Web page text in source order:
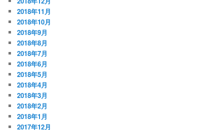
2018年11月
2018年10月
2018年9月
2018年8月
2018年7月
2018年6月
2018年5月
2018年4月
2018年3月
2018年2月
2018年1月
2017年12月